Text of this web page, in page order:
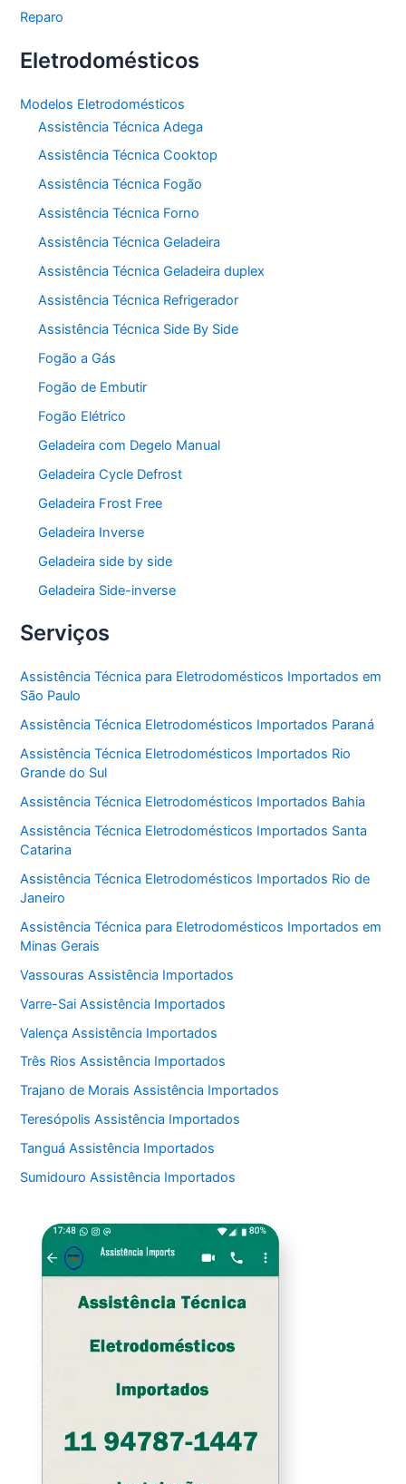
Reparo
Eletrodomésticos
Modelos Eletrodomésticos
Assistência Técnica Adega
Assistência Técnica Cooktop
Assistência Técnica Fogão
Assistência Técnica Forno
Assistência Técnica Geladeira
Assistência Técnica Geladeira duplex
Assistência Técnica Refrigerador
Assistência Técnica Side By Side
Fogão a Gás
Fogão de Embutir
Fogão Elétrico
Geladeira com Degelo Manual
Geladeira Cycle Defrost
Geladeira Frost Free
Geladeira Inverse
Geladeira side by side
Geladeira Side-inverse
Serviços
Assistência Técnica para Eletrodomésticos Importados em
São Paulo
Assistência Técnica Eletrodomésticos Importados Paraná
Assistência Técnica Eletrodomésticos Importados Rio
Grande do Sul
Assistência Técnica Eletrodomésticos Importados Bahia
Assistência Técnica Eletrodomésticos Importados Santa
Catarina
Assistência Técnica Eletrodomésticos Importados Rio de
Janeiro
Assistência Técnica para Eletrodomésticos Importados em
Minas Gerais
Vassouras Assistência Importados
Varre-Sai Assistência Importados
Valença Assistência Importados
Três Rios Assistência Importados
Trajano de Morais Assistência Importados
Teresópolis Assistência Importados
Tanguá Assistência Importados
Sumidouro Assistência Importados